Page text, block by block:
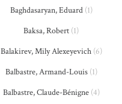
Baghdasaryan, Eduard(1)
Baksa, Robert (1)
Balakirev, Mily Alexeyevich(6)
Balbastre, Armand-Louis(1)
Balbastre, Claude-Bénigne(4)